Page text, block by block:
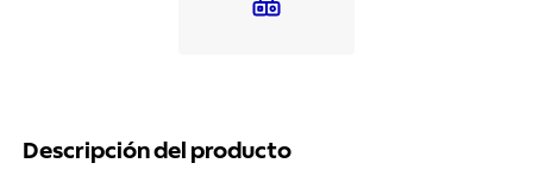
Descripción del producto